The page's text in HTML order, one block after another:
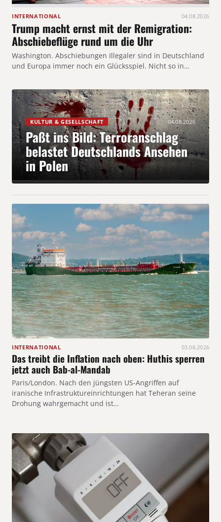
INTERNATIONAL 04.08.2026
Trump macht ernst mit der Remigration:
Abschiebeflüge rund um die Uhr
Washington. Abschiebungen Illegaler sind in Deutschland
und Europa immer noch ein Glücksspiel. Nicht so in…
KULTUR & GESELLSCHAFT 04.08.2026
Paßt ins Bild: Terroranschlag
belastet Deutschlands Ansehen
in Polen
INTERNATIONAL 03.08.2026
Das treibt die Inflation nach oben: Huthis sperren
jetzt auch Bab-al-Mandab
Paris/London. Nach den jüngsten US-Angriffen auf
iranische Infrastruktureinrichtungen hat Teheran seine
Drohung wahrgemacht und ist…